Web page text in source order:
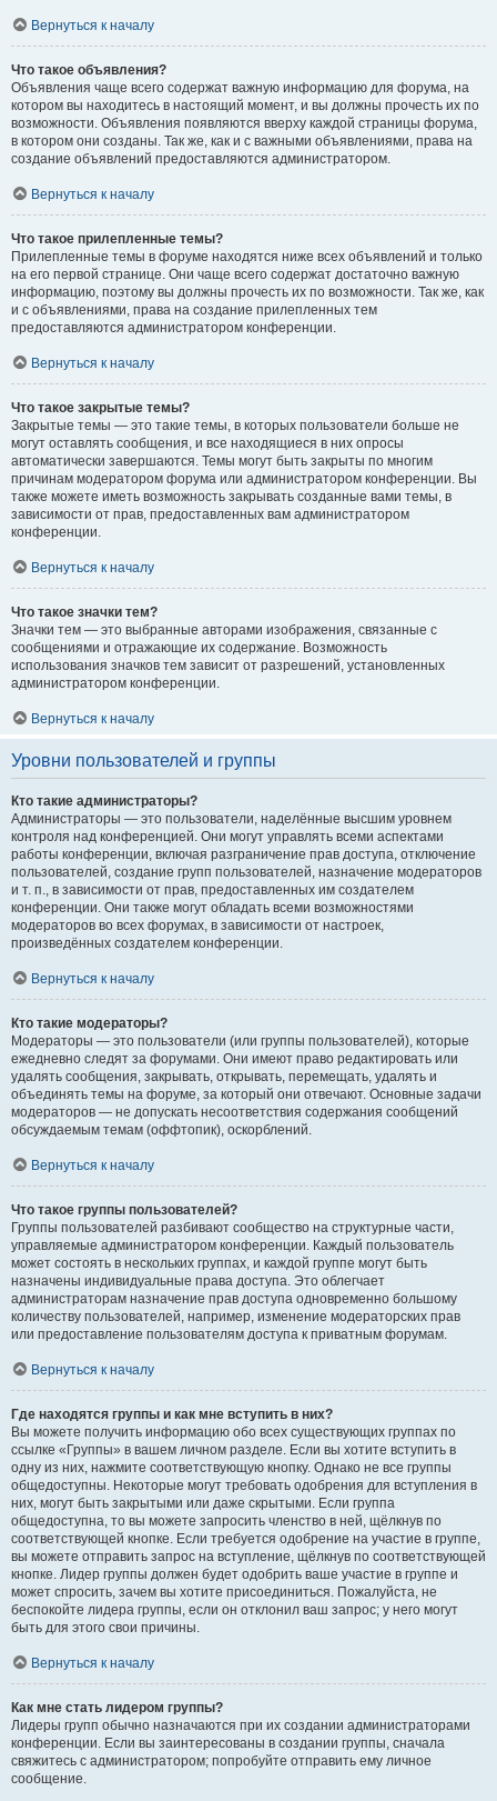
Вернуться к началу
Что такое объявления?
Объявления чаще всего содержат важную информацию для форума, на
котором вы находитесь в настоящий момент, и вы должны прочесть их по
возможности. Объявления появляются вверху каждой страницы форума,
в котором они созданы. Так же, как и с важными объявлениями, права на
создание объявлений предоставляются администратором.
Вернуться к началу
Что такое прилепленные темы?
Прилепленные темы в форуме находятся ниже всех объявлений и только
на его первой странице. Они чаще всего содержат достаточно важную
информацию, поэтому вы должны прочесть их по возможности. Так же, как
и с объявлениями, права на создание прилепленных тем
предоставляются администратором конференции.
Вернуться к началу
Что такое закрытые темы?
Закрытые темы — это такие темы, в которых пользователи больше не
могут оставлять сообщения, и все находящиеся в них опросы
автоматически завершаются. Темы могут быть закрыты по многим
причинам модератором форума или администратором конференции. Вы
также можете иметь возможность закрывать созданные вами темы, в
зависимости от прав, предоставленных вам администратором
конференции.
Вернуться к началу
Что такое значки тем?
Значки тем — это выбранные авторами изображения, связанные с
сообщениями и отражающие их содержание. Возможность
использования значков тем зависит от разрешений, установленных
администратором конференции.
Вернуться к началу
Уровни пользователей и группы
Кто такие администраторы?
Администраторы — это пользователи, наделённые высшим уровнем
контроля над конференцией. Они могут управлять всеми аспектами
работы конференции, включая разграничение прав доступа, отключение
пользователей, создание групп пользователей, назначение модераторов
и т. п., в зависимости от прав, предоставленных им создателем
конференции. Они также могут обладать всеми возможностями
модераторов во всех форумах, в зависимости от настроек,
произведённых создателем конференции.
Вернуться к началу
Кто такие модераторы?
Модераторы — это пользователи (или группы пользователей), которые
ежедневно следят за форумами. Они имеют право редактировать или
удалять сообщения, закрывать, открывать, перемещать, удалять и
объединять темы на форуме, за который они отвечают. Основные задачи
модераторов — не допускать несоответствия содержания сообщений
обсуждаемым темам (оффтопик), оскорблений.
Вернуться к началу
Что такое группы пользователей?
Группы пользователей разбивают сообщество на структурные части,
управляемые администратором конференции. Каждый пользователь
может состоять в нескольких группах, и каждой группе могут быть
назначены индивидуальные права доступа. Это облегчает
администраторам назначение прав доступа одновременно большому
количеству пользователей, например, изменение модераторских прав
или предоставление пользователям доступа к приватным форумам.
Вернуться к началу
Где находятся группы и как мне вступить в них?
Вы можете получить информацию обо всех существующих группах по
ссылке «Группы» в вашем личном разделе. Если вы хотите вступить в
одну из них, нажмите соответствующую кнопку. Однако не все группы
общедоступны. Некоторые могут требовать одобрения для вступления в
них, могут быть закрытыми или даже скрытыми. Если группа
общедоступна, то вы можете запросить членство в ней, щёлкнув по
соответствующей кнопке. Если требуется одобрение на участие в группе,
вы можете отправить запрос на вступление, щёлкнув по соответствующей
кнопке. Лидер группы должен будет одобрить ваше участие в группе и
может спросить, зачем вы хотите присоединиться. Пожалуйста, не
беспокойте лидера группы, если он отклонил ваш запрос; у него могут
быть для этого свои причины.
Вернуться к началу
Как мне стать лидером группы?
Лидеры групп обычно назначаются при их создании администраторами
конференции. Если вы заинтересованы в создании группы, сначала
свяжитесь с администратором; попробуйте отправить ему личное
сообщение.